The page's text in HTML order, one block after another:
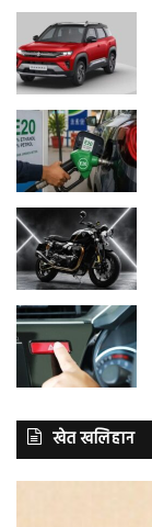
खेत खलिहान